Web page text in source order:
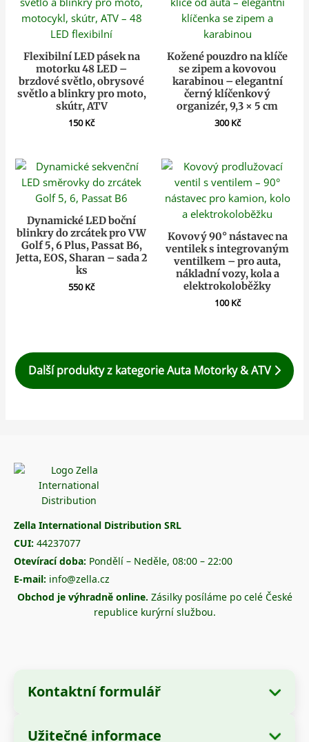
Flexibilní LED pásek na
motorku 48 LED –
brzdové světlo, obrysové
světlo a blinkry pro moto,
skútr, ATV
150Kč
Kožené pouzdro na klíče
se zipem a kovovou
karabinou – elegantní
černý klíčenkový
organizér, 9,3 × 5 cm
300Kč
Dynamické LED boční
blinkry do zrcátek pro VW
Golf 5, 6 Plus, Passat B6,
Jetta, EOS, Sharan – sada 2
ks
550Kč
Kovový 90° nástavec na
ventilek s integrovaným
ventilkem – pro auta,
nákladní vozy, kola a
elektrokoloběžky
100Kč
Další produkty z kategorie Auta Motorky & ATV
Zella International Distribution SRL
CUI: 44237077
Otevírací doba: Pondělí – Neděle, 08:00 – 22:00
E-mail: info@zella.cz
Obchod je výhradně online. Zásilky posíláme po celé České
republice kurýrní službou.
Kontaktní formulář
Užitečné informace